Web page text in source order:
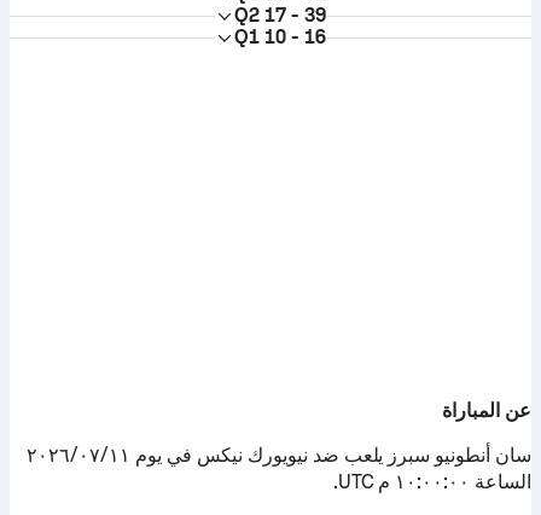
Q2 17 - 39
Q1 10 - 16
عن المباراة
سان أنطونيو سبرز يلعب ضد نيويورك نيكس في يوم ١١‏/٠٧‏/٢٠٢٦
الساعة ١٠:٠٠:٠٠ م UTC.